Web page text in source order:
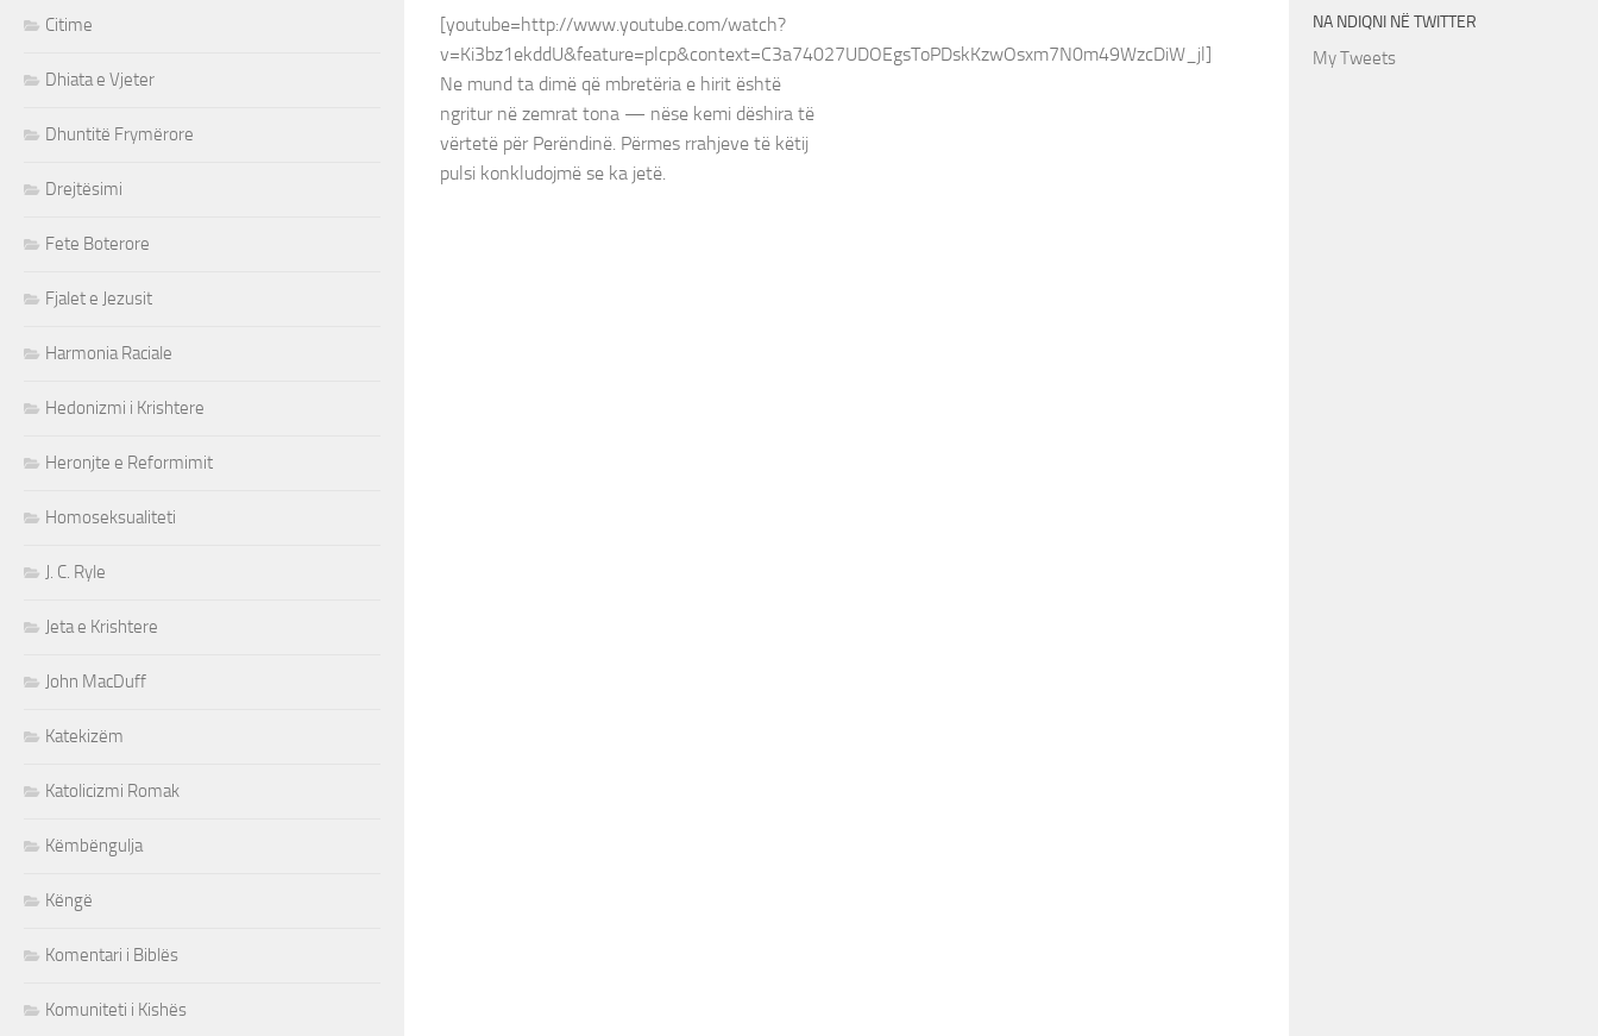
[youtube=http://www.youtube.com/watch?
v=Ki3bz1ekddU&feature=plcp&context=C3a74027UDOEgsToPDskKzwOsxm7N0m49WzcDiW_jl]
Ne mund ta dimë që mbretëria e hirit është
ngritur në zemrat tona — nëse kemi dëshira të
vërtetë për Perëndinë. Përmes rrahjeve të këtij
pulsi konkludojmë se ka jetë.
Citime
Dhiata e Vjeter
Dhuntitë Frymërore
Drejtësimi
Fete Boterore
Fjalet e Jezusit
Harmonia Raciale
Hedonizmi i Krishtere
Heronjte e Reformimit
Homoseksualiteti
J. C. Ryle
Jeta e Krishtere
John MacDuff
Katekizëm
Katolicizmi Romak
Këmbëngulja
Këngë
Komentari i Biblës
Komuniteti i Kishës
NA NDIQNI NË TWITTER
My Tweets